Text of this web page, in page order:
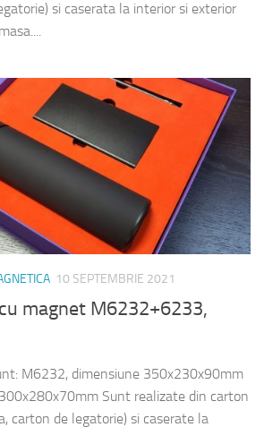
si caserata la interior si exterior
10 SEPTEMBRIE 2021
magnet M6232+6233,
M6232, dimensiune 350x230x90mm
Sunt realizate din carton
carton de legatorie) si caserate la